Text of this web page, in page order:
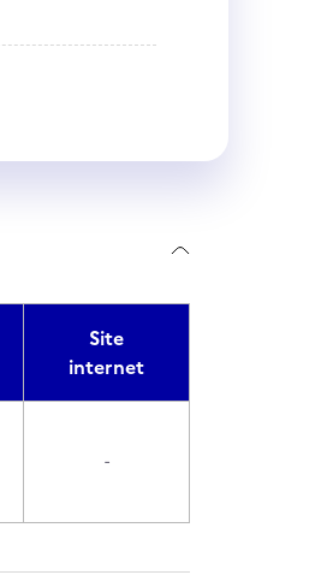
Site
internet
-